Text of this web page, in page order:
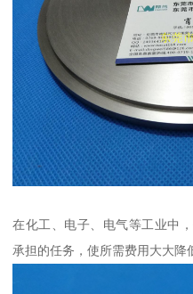
在化工、电子、电气等工业中
承担的任务，使所需费用大大降